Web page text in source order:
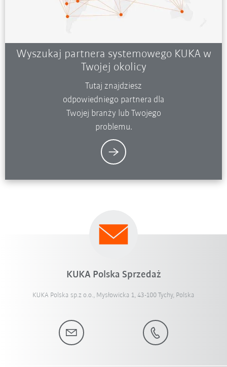
Wyszukaj partnera systemowego KUKA w
Twojej okolicy
Tutaj znajdziesz
odpowiedniego partnera dla
Twojej branży lub Twojego
problemu.
KUKA Polska Sprzedaż
KUKA Polska sp.z o.o., Mysłowicka 1, 43-100 Tychy, Polska